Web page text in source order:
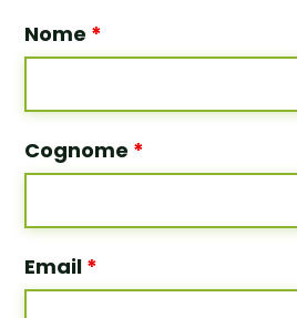
Nome *
Cognome *
Email *